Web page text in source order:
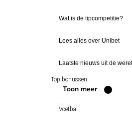
Wat is de tipcompetitie?
Lees alles over Unibet
Laatste nieuws uit de
Top bonussen
Toon meer
Voetbal